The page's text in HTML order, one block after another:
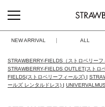
NEW ARRIVAL ALL
STRAWBERRY-FIELDS（ストロベリーフ
STRAWBERRY-FIELDS OUTLET(ストロ
FIELDS(ストロベリーフィールズ) |
ールズ レンタルドレス) |